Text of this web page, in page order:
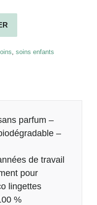
, soins enfants
parfum –
–
de travail
pour
lingettes
%